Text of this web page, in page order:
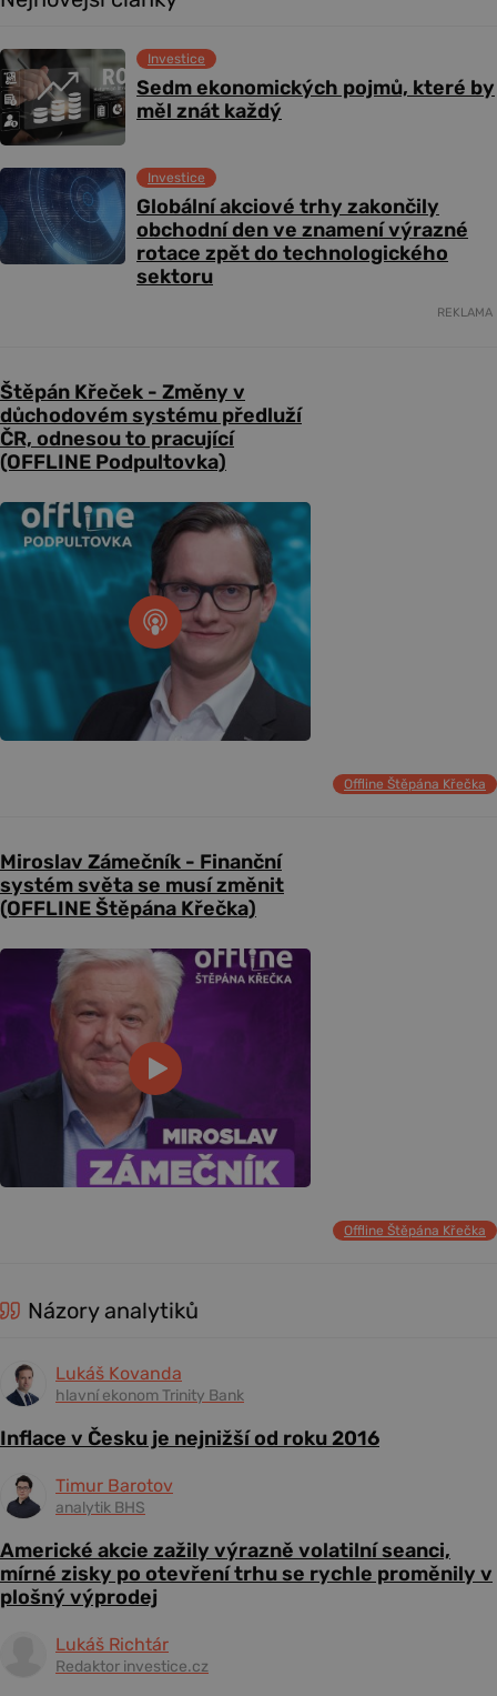
Sedm ekonomických pojmů, které by
měl znát každý
Investice
Globální akciové trhy zakončily
obchodní den ve znamení výrazné
rotace zpět do technologického
sektoru
Investice
REKLAMA
Štěpán Křeček - Změny v
důchodovém systému předluží
ČR, odnesou to pracující
(OFFLINE Podpultovka)
Offline Štěpána Křečka
Miroslav Zámečník - Finanční
systém světa se musí změnit
(OFFLINE Štěpána Křečka)
Offline Štěpána Křečka
Názory analytiků
Lukáš Kovanda
hlavní ekonom Trinity Bank
Inflace v Česku je nejnižší od roku 2016
Timur Barotov
analytik BHS
Americké akcie zažily výrazně volatilní seanci,
mírné zisky po otevření trhu se rychle proměnily v
plošný výprodej
Lukáš Richtár
Redaktor investice.cz